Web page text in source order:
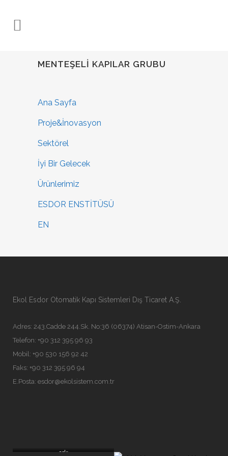
MENTEŞELI KAPILAR GRUBU
Ana Sayfa
Proje&İnovasyon
Sektörel
İyi Bir Gelecek
Ürünlerimiz
ESDOR ENSTİTÜSÜ
EN
Ekol Esdor Otomatik Kapı Sistemleri Dış Ticaret A.Ş.
Adres: 243.Cadde 244.Sk. No:36 (06374) Atisan-Ostim-Ankara
Telefon: +90 312 395 96 93
Mobil: +90 530 156 92 42
Faks: +90 312 395 96 94
E.Posta: esdor@ekolsistem.com.tr
sdr